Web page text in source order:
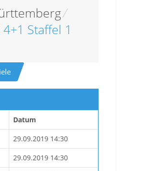
/
Staffel 1
Datum
29.09.2019 14:30
29.09.2019 14:30